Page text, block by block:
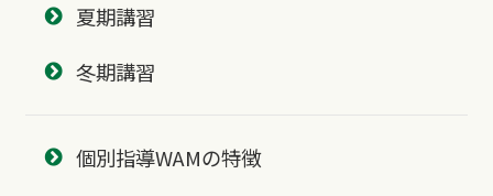
夏期講習
冬期講習
個別指導WAMの特徴